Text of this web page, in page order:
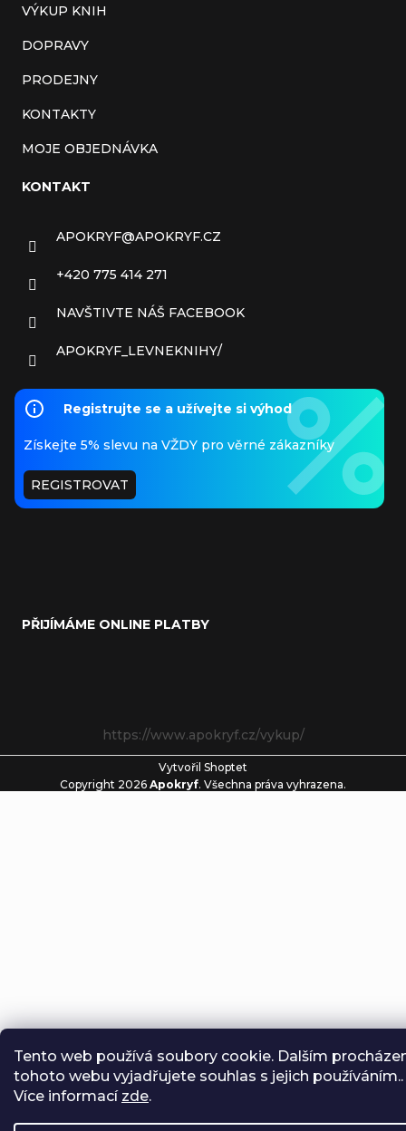
Tento web používá soubory cookie. Dalším
tohoto webu vyjadřujete souhlas s jejich používáním..
Více informací zde.
VÝKUP KNIH
DOPRAVY
PRODEJNY
KONTAKTY
MOJE OBJEDNÁVKA
KONTAKT
APOKRYF@APOKRYF.CZ
+420 775 414 271
NAVŠTIVTE NÁŠ FACEBOOK
APOKRYF_LEVNEKNIHY/
Registrujte se a užívejte si výhod
Získejte 5% slevu na VŽDY pro věrné zákazníky
REGISTROVAT
PŘIJÍMÁME ONLINE PLATBY
https://www.apokryf.cz/vykup/
Vytvořil Shoptet
Copyright 2026 Apokryf. Všechna práva vyhrazena.